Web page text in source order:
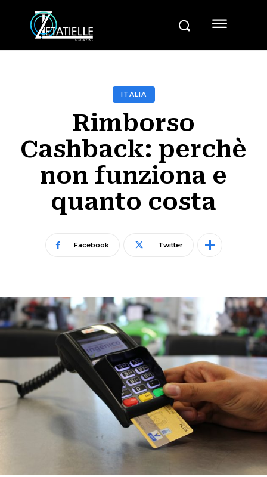
ITALIA
Rimborso
Cashback: perchè
non funziona e
quanto costa
Facebook Twitter